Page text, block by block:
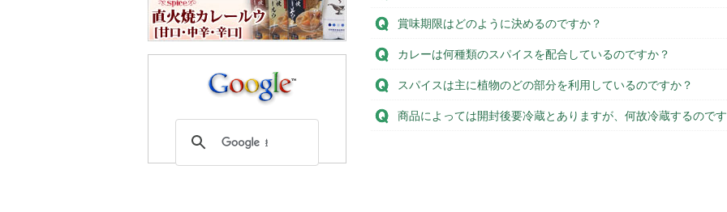
賞味期限はどのように決めるのですか？
カレーは何種類のスパイスを配合しているのですか？
スパイスは主に植物のどの部分を利用しているのですか？
商品によっては開封後要冷蔵とありますが、何故冷蔵するので